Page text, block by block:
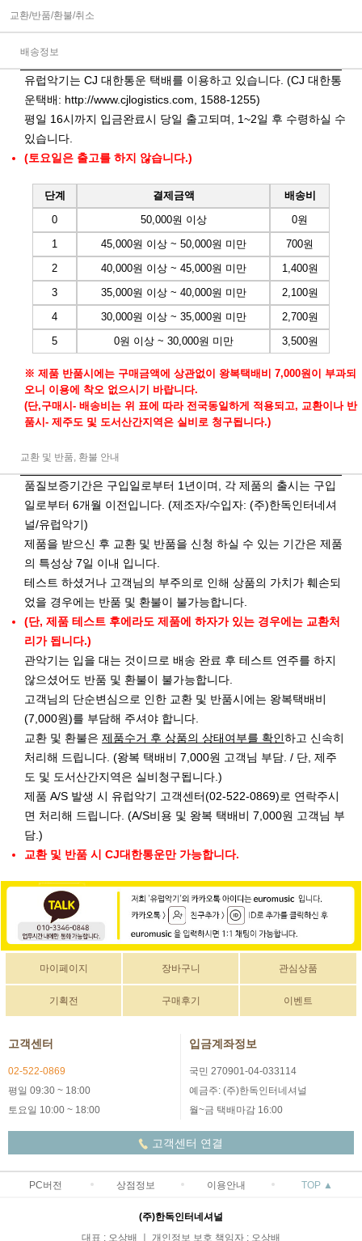
교환/반품/환불/취소
배송정보
유럽악기는 CJ 대한통운 택배를 이용하고 있습니다. (CJ 대한통
운택배: http://www.cjlogistics.com , 1588-1255)
평일 16시까지 입금완료시 당일 출고되며, 1~2일 후 수령하실 수
있습니다.
(토요일은 출고를 하지 않습니다.)
단계 결제금액
배송비
0
50,000원 이상
0원
1
45,000원 이상 ~ 50,000원 미만
700원
2
40,000원 이상 ~ 45,000원 미만
1,400원
3
35,000원 이상 ~ 40,000원 미만
2,100원
4
30,000원 이상 ~ 35,000원 미만
2,700원
5
0원 이상 ~ 30,000원 미만 3,500원
※ 제품 반품시에는 구매금액에 상관없이 왕복택배비 7,000원이 부과되
오니 이용에 착오 없으시기 바랍니다.
(단,구매시- 배송비는 위 표에 따라 전국동일하게 적용되고, 교환이나 반
품시- 제주도 및 도서산간지역은 실비로 청구됩니다.)
교환 및 반품, 환불 안내
품질보증기간은 구입일로부터 1년이며, 각 제품의 출시는 구입
일로부터 6개월 이전입니다. (제조자/수입자: (주)한독인터네셔
널/유럽악기)
제품을 받으신 후 교환 및 반품을 신청 하실 수 있는 기간은 제품
의 특성상 7일 이내 입니다.
테스트 하셨거나 고객님의 부주의로 인해 상품의 가치가 훼손되
었을 경우에는 반품 및 환불이 불가능합니다.
(단, 제품 테스트 후에라도 제품에 하자가 있는 경우에는 교환처
리가 됩니다.)
관악기는 입을 대는 것이므로 배송 완료 후 테스트 연주를 하지
않으셨어도 반품 및 환불이 불가능합니다.
고객님의 단순변심으로 인한 교환 및 반품시에는 왕복택배비
(7,000원)를 부담해 주셔야 합니다.
교환 및 환불은 제품수거 후 상품의 상태여부를 확인하고 신속히
처리해 드립니다. (왕복 택배비 7,000원 고객님 부담. / 단, 제주
도 및 도서산간지역은 실비청구됩니다.)
제품 A/S 발생 시 유럽악기 고객센터(02-522-0869)로 연락주시
면 처리해 드립니다. (A/S비용 및 왕복 택배비 7,000원 고객님 부
담.)
교환 및 반품 시 CJ대한통운만 가능합니다.
마이페이지 장바구니 관심상품
기획전 구매후기 이벤트
고객센터
02-522-0869
평일 09:30 ~ 18:00
토요일 10:00 ~ 18:00
입금계좌정보
국민 270901-04-033114
예금주: (주)한독인터네셔널
월~금 택배마감 16:00
고객센터 연결
PC버전 상점정보 이용안내 TOP ▲
(주)한독인터네셔널
대표 : 오상배 ㅣ 개인정보 보호 책임자 : 오상배